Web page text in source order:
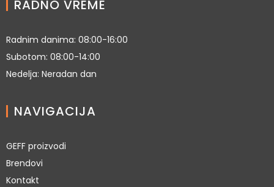
RADNO VREME
Radnim danima: 08:00-16:00
Subotom: 08:00-14:00
Nedelja: Neradan dan
NAVIGACIJA
GEFF proizvodi
Brendovi
Kontakt